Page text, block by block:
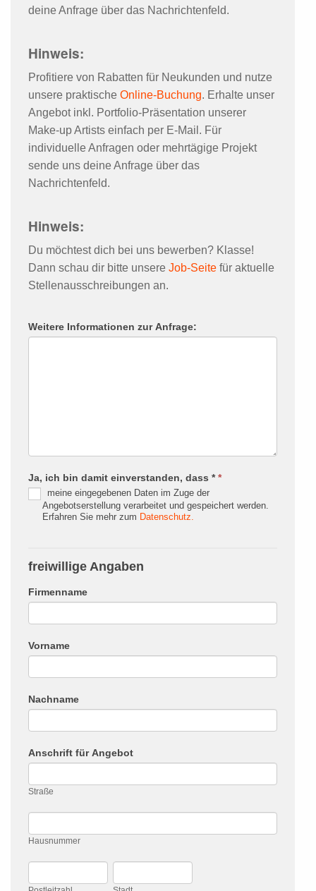
deine Anfrage über das Nachrichtenfeld.
Hinweis:
Profitiere von Rabatten für Neukunden und nutze
unsere praktische Online-Buchung. Erhalte unser
Angebot inkl. Portfolio-Präsentation unserer
Make-up Artists einfach per E-Mail. Für
individuelle Anfragen oder mehrtägige Projekt
sende uns deine Anfrage über das
Nachrichtenfeld.
Hinweis:
Du möchtest dich bei uns bewerben? Klasse!
Dann schau dir bitte unsere Job-Seite für aktuelle
Stellenausschreibungen an.
Weitere Informationen zur Anfrage:
Ja, ich bin damit einverstanden, dass **
meine eingegebenen Daten im Zuge der
Angebotserstellung verarbeitet und gespeichert werden.
Erfahren Sie mehr zum Datenschutz.
freiwillige Angaben
Firmenname
Vorname
Nachname
Anschrift für Angebot
Straße
Hausnummer